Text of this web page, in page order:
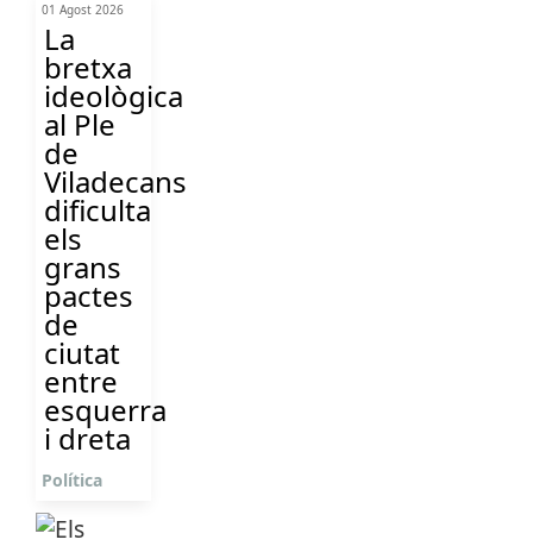
01 Agost 2026
La
bretxa
ideològica
al Ple
de
Viladecans
dificulta
els
grans
pactes
de
ciutat
entre
esquerra
i dreta
Política